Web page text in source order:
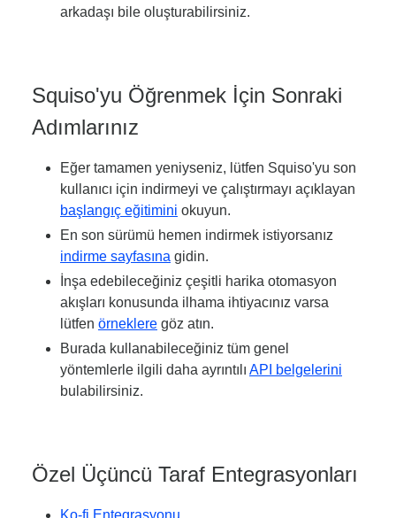
arkadaşı bile oluşturabilirsiniz.
Squiso'yu Öğrenmek İçin Sonraki
Adımlarınız
Eğer tamamen yeniyseniz, lütfen Squiso'yu son
kullanıcı için indirmeyi ve çalıştırmayı açıklayan
başlangıç eğitimini okuyun.
En son sürümü hemen indirmek istiyorsanız
indirme sayfasına gidin.
İnşa edebileceğiniz çeşitli harika otomasyon
akışları konusunda ilhama ihtiyacınız varsa
lütfen örneklere göz atın.
Burada kullanabileceğiniz tüm genel
yöntemlerle ilgili daha ayrıntılı API belgelerini
bulabilirsiniz.
Özel Üçüncü Taraf Entegrasyonları